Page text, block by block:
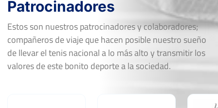
Patrocinadores
Estos son nuestros patrocinadores y colaboradores;
compañeros de viaje que hacen posible nuestro sueño
de llevar el tenis nacional a lo más alto y transmitir los
valores de este bonito deporte a la sociedad.